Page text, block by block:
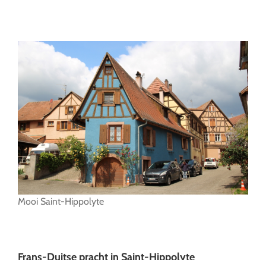
Mooi Saint-Hippolyte
Frans-Duitse pracht in Saint-Hippolyte